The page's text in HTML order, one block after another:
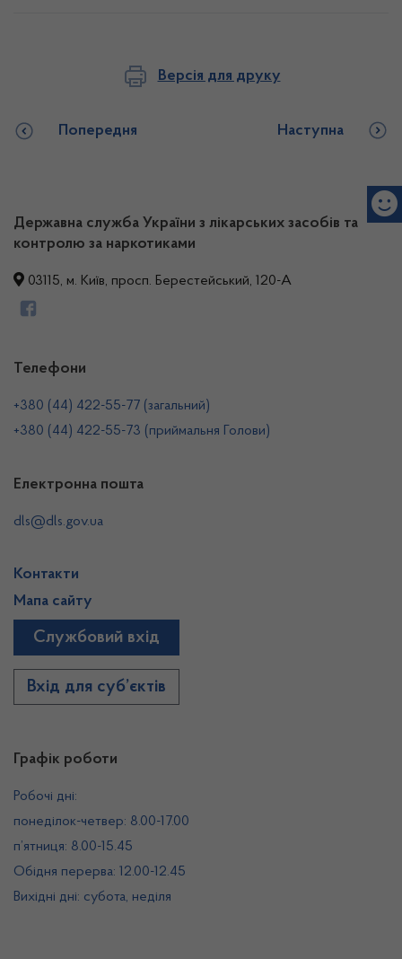
Версія для друку
Попередня Наступна
Державна служба України з лікарських засобів та
контролю за наркотиками
03115, м. Київ, просп. Берестейський, 120-А
Графік роботи
Робочі дні:
понеділок-четвер: 8.00-17.00
п’ятниця: 8.00-15.45
Обідня перерва: 12.00-12.45
Вихідні дні: субота, неділя
Телефони
+380 (44) 422-55-77 (загальний)
+380 (44) 422-55-73 (приймальня Голови)
Електронна пошта
dls@dls.gov.ua
Контакти
Мапа сайту
Службовий вхід
Вхід для суб’єктів